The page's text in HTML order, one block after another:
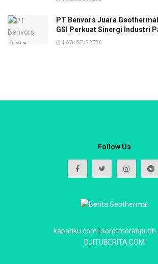
PT Benvors Juara
GSI Perkuat Sinergi Industri
4 AGUSTUS 2026
Follow Us
kabariku.com
DJITUBERITA.COM